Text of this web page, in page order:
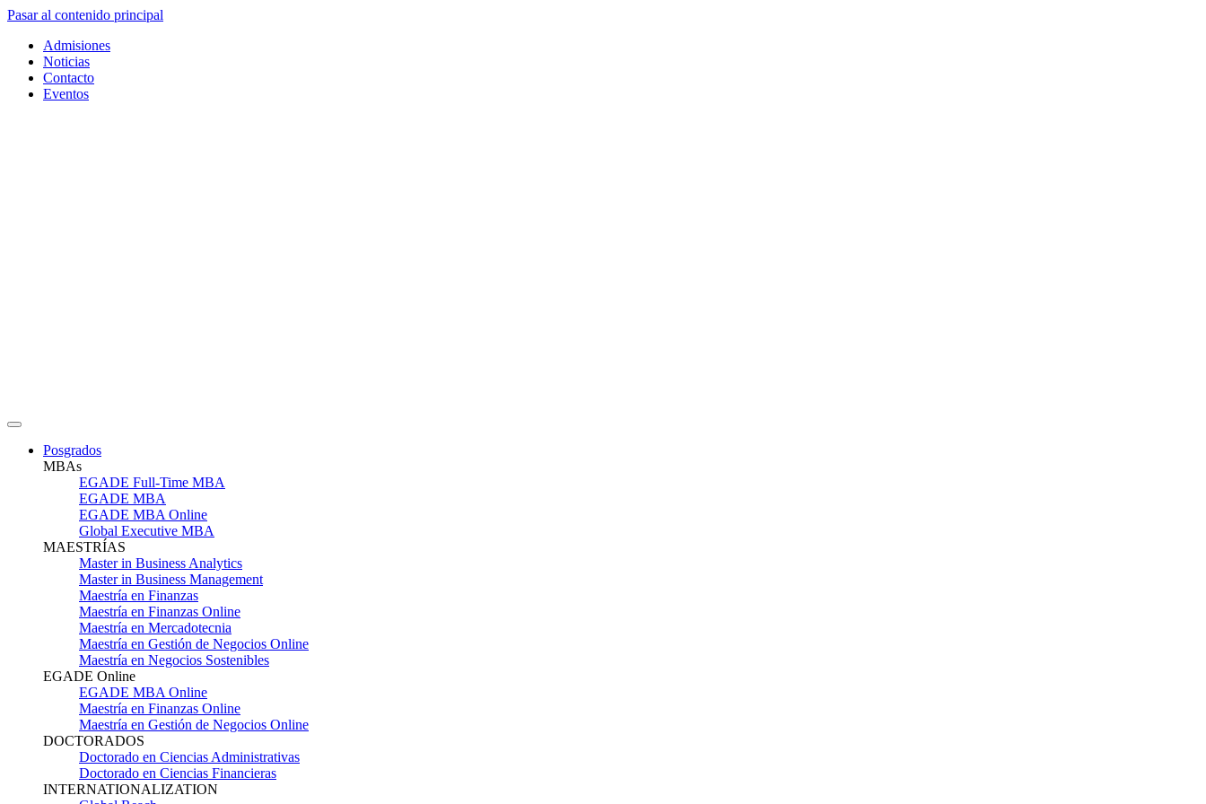
Pasar al contenido principal
Admisiones
Noticias
Contacto
Eventos
Posgrados
MBAs
EGADE Full-Time MBA
EGADE MBA
EGADE MBA Online
Global Executive MBA
MAESTRÍAS
Master in Business Analytics
Master in Business Management
Maestría en Finanzas
Maestría en Finanzas Online
Maestría en Mercadotecnia
Maestría en Gestión de Negocios Online
Maestría en Negocios Sostenibles
EGADE Online
EGADE MBA Online
Maestría en Finanzas Online
Maestría en Gestión de Negocios Online
DOCTORADOS
Doctorado en Ciencias Administrativas
Doctorado en Ciencias Financieras
INTERNATIONALIZATION